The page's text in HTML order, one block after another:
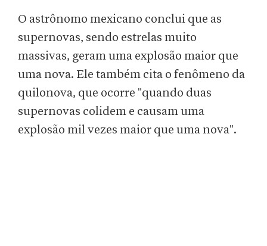
O astrônomo mexicano conclui que as
supernovas, sendo estrelas muito
massivas, geram uma explosão maior que
uma nova. Ele também cita o fenômeno da
quilonova, que ocorre "quando duas
supernovas colidem e causam uma
explosão mil vezes maior que uma nova".